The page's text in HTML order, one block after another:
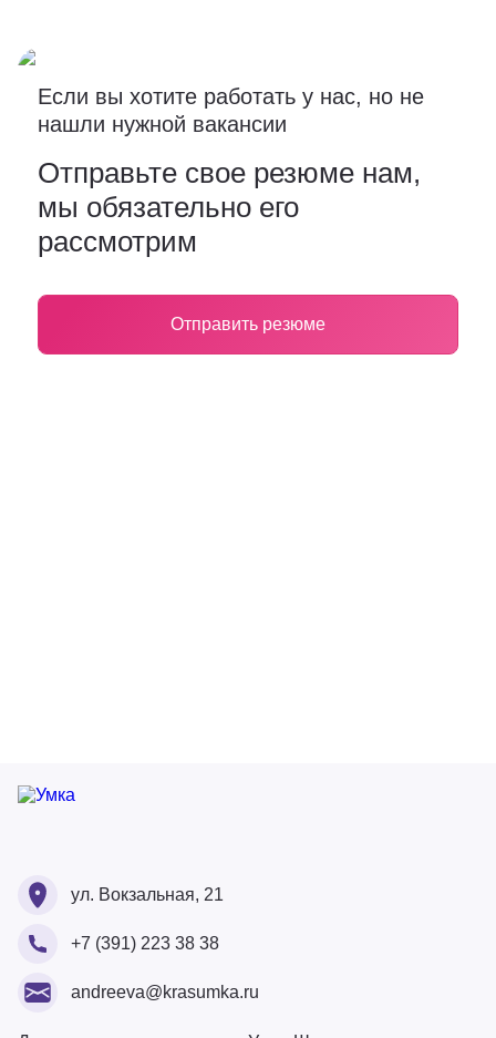
Если вы хотите работать у нас, но не
нашли нужной вакансии
Отправьте свое резюме нам,
мы обязательно его
рассмотрим
Отправить резюме
ул. Вокзальная, 21
+7 (391) 223 38 38
andreeva@krasumka.ru
Ваш Email
Ваш номер
Ваше ФИО